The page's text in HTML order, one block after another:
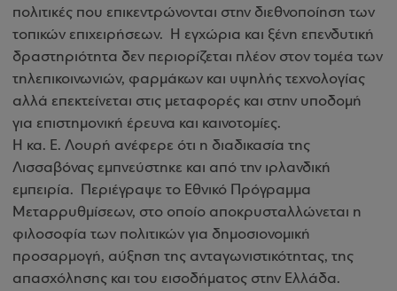
πολιτικές που επικεντρώνονται στην διεθνοποίηση των
τοπικών επιχειρήσεων. Η εγχώρια και ξένη επενδυτική
δραστηριότητα δεν περιορίζεται πλέον στον τομέα των
τηλεπικοινωνιών, φαρμάκων και υψηλής τεχνολογίας
αλλά επεκτείνεται στις μεταφορές και στην υποδομή
για επιστημονική έρευνα και καινοτομίες.
Η κα. Ε. Λουρή ανέφερε ότι η διαδικασία της
Λισσαβόνας εμπνεύστηκε και από την ιρλανδική
εμπειρία. Περιέγραψε το Εθνικό Πρόγραμμα
Μεταρρυθμίσεων, στο οποίο αποκρυσταλλώνεται η
φιλοσοφία των πολιτικών για δημοσιονομική
προσαρμογή, αύξηση της ανταγωνιστικότητας, της
απασχόλησης και του εισοδήματος στην Ελλάδα.